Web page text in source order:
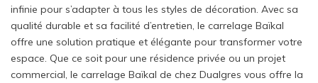
infinie pour s’adapter à tous les styles de décoration. Avec sa
qualité durable et sa facilité d’entretien, le carrelage Baïkal
offre une solution pratique et élégante pour transformer votre
espace. Que ce soit pour une résidence privée ou un projet
commercial, le carrelage Baïkal de chez Dualgres vous offre la